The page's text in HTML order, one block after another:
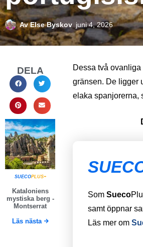
AvElse Byskov juni 4, 2026
DELA
SUECOPLUS+
Kataloniens
mystiska berg -
Montserrat
Läs nästa
Dessa två
gränsen. De ligger
elaka spanjorerna,
Som Sueco
samt öppnar
Läs mer om